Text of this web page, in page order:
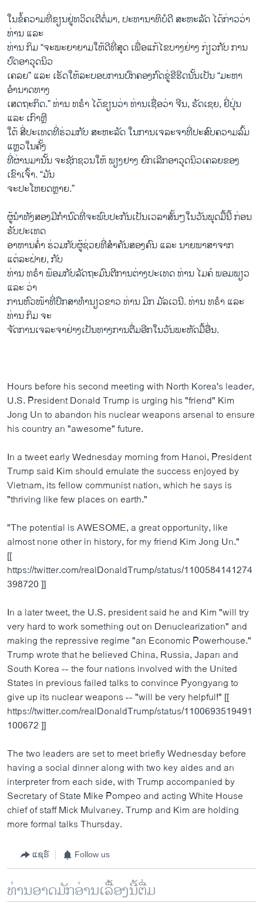
ໃນ​ຂໍ້​ຄວາມ​ທີ່​ຂຽນ​ຢູ່​ທວິ​ດ​ເຕີ​ຕໍ່​ມາ, ປະ​ທາ​ນາ​ທິ​ບໍ​ດີ ສະ​ຫະ​ລັດ ໄດ້​ກ່າວ​ວ່າ
ທ່ານ ແລະ
ທ່ານ ກິມ “ຈະພະຍາຍາມໃຫ້ດີທີ່ສຸດ ເພື່ອແກ້ໄຂບາງຢ່າງ ກ່ຽວກັບ ການ
ປົດອາວຸດນິວ
ເຄລຍ” ແລະ ເຮັດໃຫ້ລະບອບການປົກຄອງກົດຂູ່ຂີຮີດນັ້ນເປັນ “ມະຫາ
ອຳນາດທາງ
ເສດຖະກິດ.” ທ່ານ ທຣຳ ໄດ້ຂຽນວ່າ ທ່ານເຊື່ອວ່າ ຈີນ, ຣັດເຊຍ, ຍີ່ປຸ່ນ
ແລະ ເກົາຫຼີ
ໃຕ້ ສີ່ປະເທດທີ່ຮ່ວມກັບ ສະຫະລັດ ໃນການເຈລະຈາທີ່ປະສົບຄວາມລົ້ມ
ແຫຼວໃນຄັ້ງ
ທີ່ຜ່ານມານັ້ນ ຈະຊັກຊວນໃຫ້ ພຽງຢາງ ຍົກເລີກອາວຸດນິວເຄລຍຂອງ
ເຂົາເຈົ້າ. “ມັນ
ຈະປະໂຫຍດຫຼາຍ.”
ຜູ້​ນຳ​ທັງ​ສອງ​ມີ​ກຳ​ນົດ​ທີ່​ຈະ​ພົບ​ປະ​ກັນ​ເປັນ​ເວ​ລາ​ສັ້ນ​ໆໃນ​ວັນ​ພຸດມື້ນີ້ ກ່ອນ​
ຮັບ​ປ​ະ​ເທດ​
ອາຫານຄ່ຳ ຮ່ວມກັບຜູ້ຊ່ວຍທີ່ສຳຄັນສອງຄົນ ແລະ ນາຍພາສາຈາກ
ແຕ່ລະຝ່າຍ, ກັບ
ທ່ານ ທຣຳ ພ້ອມກັບລັດຖະມົນຕີການຕ່າງປະເທດ ທ່ານ ໄມຄ໌ ພອມພຽວ
ແລະ ວ່າ
ການຫົວໜ້າທີ່ປຶກສາທຳນຽວຂາວ ທ່ານ ມິກ ມັລເວນີ. ທ່ານ ທຣຳ ແລະ
ທ່ານ ກິມ ຈະ
ຈັດການເຈລະຈາຢ່າງເປັນທາງການຕື່ມອີກໃນວັນພະຫັດມື້ອື່ນ.
Hours before his second meeting with North Korea's leader,
U.S. President Donald Trump is urging his "friend" Kim
Jong Un to abandon his nuclear weapons arsenal to ensure
his country an "awesome" future.
In a tweet early Wednesday morning from Hanoi, President
Trump said Kim should emulate the success enjoyed by
Vietnam, its fellow communist nation, which he says is
"thriving like few places on earth."
"The potential is AWESOME, a great opportunity, like
almost none other in history, for my friend Kim Jong Un."
[[
https://twitter.com/realDonaldTrump/status/1100584141274
398720 ]]
In a later tweet, the U.S. president said he and Kim "will try
very hard to work something out on Denuclearization" and
making the repressive regime "an Economic Powerhouse."
Trump wrote that he believed China, Russia, Japan and
South Korea -- the four nations involved with the United
States in previous failed talks to convince Pyongyang to
give up its nuclear weapons -- "will be very helpful!" [[
https://twitter.com/realDonaldTrump/status/1100693519491
100672 ]]
The two leaders are set to meet briefly Wednesday before
having a social dinner along with two key aides and an
interpreter from each side, with Trump accompanied by
Secretary of State Mike Pompeo and acting White House
chief of staff Mick Mulvaney. Trump and Kim are holding
more formal talks Thursday.
ແຊຣ໌ Follow us
ທ່ານອາດມັກອ່ານເລື້ອງນີ້ຕື່ມ